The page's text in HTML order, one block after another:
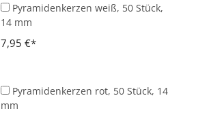
Pyramidenkerzen weiß, 50 Stück,
14 mm
7,95 €
Pyramidenkerzen rot, 50 Stück, 14
mm